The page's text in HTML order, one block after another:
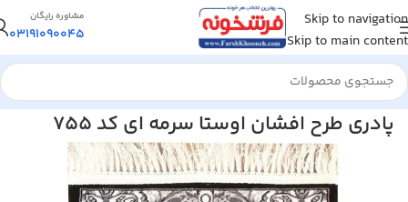
Skip to navigation
Skip to main content
مشاوره رایگان
03191090045
خانه/پادری و روپله ای
پادری طرح افشان اوستا سرمه ای کد 755